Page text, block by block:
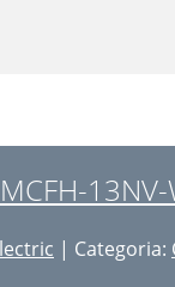
| Categoria: